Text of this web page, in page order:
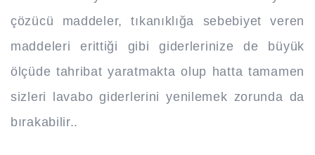
çözücü maddeler, tıkanıklığa sebebiyet veren
maddeleri erittiği gibi giderlerinize de büyük
ölçüde tahribat yaratmakta olup hatta tamamen
sizleri lavabo giderlerini yenilemek zorunda da
bırakabilir..